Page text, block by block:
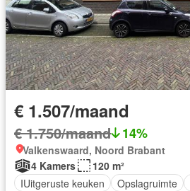
€ 1.507/maand
€ 1.750/maand 14%
Valkenswaard, Noord Brabant
4 Kamers
120 m²
IUitgeruste keuken
Opslagruimte